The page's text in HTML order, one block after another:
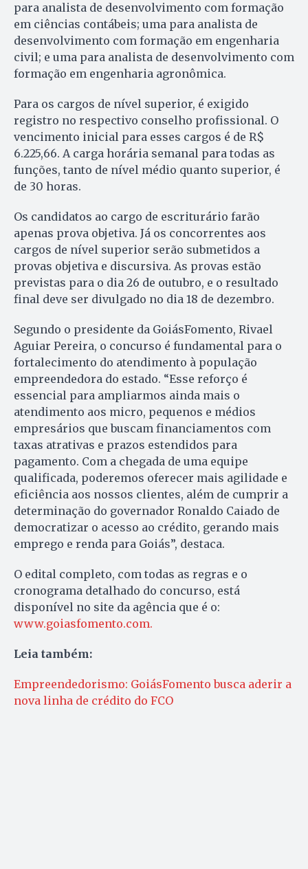
para analista de desenvolvimento com formação
em ciências contábeis; uma para analista de
desenvolvimento com formação em engenharia
civil; e uma para analista de desenvolvimento com
formação em engenharia agronômica.
Para os cargos de nível superior, é exigido
registro no respectivo conselho profissional. O
vencimento inicial para esses cargos é de R$
6.225,66. A carga horária semanal para todas as
funções, tanto de nível médio quanto superior, é
de 30 horas.
Os candidatos ao cargo de escriturário farão
apenas prova objetiva. Já os concorrentes aos
cargos de nível superior serão submetidos a
provas objetiva e discursiva. As provas estão
previstas para o dia 26 de outubro, e o resultado
final deve ser divulgado no dia 18 de dezembro.
Segundo o presidente da GoiásFomento, Rivael
Aguiar Pereira, o concurso é fundamental para o
fortalecimento do atendimento à população
empreendedora do estado. “Esse reforço é
essencial para ampliarmos ainda mais o
atendimento aos micro, pequenos e médios
empresários que buscam financiamentos com
taxas atrativas e prazos estendidos para
pagamento. Com a chegada de uma equipe
qualificada, poderemos oferecer mais agilidade e
eficiência aos nossos clientes, além de cumprir a
determinação do governador Ronaldo Caiado de
democratizar o acesso ao crédito, gerando mais
emprego e renda para Goiás”, destaca.
O edital completo, com todas as regras e o
cronograma detalhado do concurso, está
disponível no site da agência que é o:
www.goiasfomento.com.
Leia também:
Empreendedorismo: GoiásFomento busca aderir a
nova linha de crédito do FCO